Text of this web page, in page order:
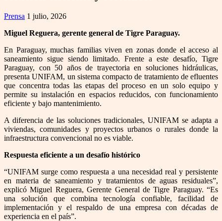
Prensa 1 julio, 2026
Miguel Reguera, gerente general de Tigre Paraguay.
En Paraguay, muchas familias viven en zonas donde el acceso al
saneamiento sigue siendo limitado. Frente a este desafío, Tigre
Paraguay, con 50 años de trayectoria en soluciones hidráulicas,
presenta UNIFAM, un sistema compacto de tratamiento de efluentes
que concentra todas las etapas del proceso en un solo equipo y
permite su instalación en espacios reducidos, con funcionamiento
eficiente y bajo mantenimiento.
A diferencia de las soluciones tradicionales, UNIFAM se adapta a
viviendas, comunidades y proyectos urbanos o rurales donde la
infraestructura convencional no es viable.
Respuesta eficiente a un desafío histórico
“UNIFAM surge como respuesta a una necesidad real y persistente
en materia de saneamiento y tratamientos de aguas residuales”,
explicó Miguel Reguera, Gerente General de Tigre Paraguay. “Es
una solución que combina tecnología confiable, facilidad de
implementación y el respaldo de una empresa con décadas de
experiencia en el país”.